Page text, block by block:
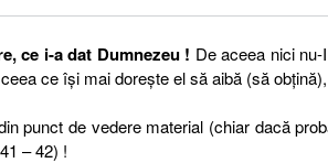
ce i-a dat Dumnezeu ! De aceea nici
ce își mai dorește el să aibă (să
punct de vedere material (chiar dacă
– 42) !